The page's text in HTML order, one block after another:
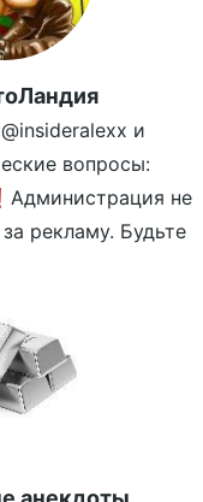
и
вопросы:
не
рекламу. Будьте